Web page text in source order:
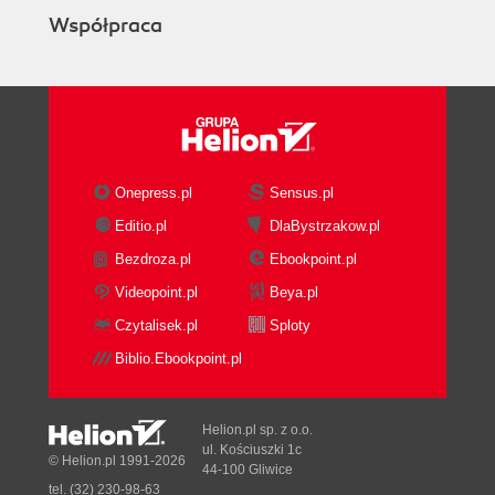
"Malowanie" bitmapą (101)
Rozdział 4. Tekst we Flashu (105)
Tworzenie pól tekstowych oraz wprowadzanie
Modyfikacja atrybutów tekstu (106)
Modyfikacja ustawień paragrafu (109)
Tworzenie dynamicznych pól tekstowych
Edycja właściwości pól tekstowych (113)
Transformacja i modyfikacja tekstu (121)
Transformacja tekstu (121)
Rozdział 5. Symbole i odnośniki (123)
Typy symboli (123)
Symbole graficzne - Graphic (123)
Współpraca
Onepress.pl
Sensus.pl
Editio.pl
DlaBystrzakow.pl
Bezdroza.pl
Ebookpoint.pl
Videopoint.pl
Beya.pl
Czytalisek.pl
Sploty
Biblio.Ebookpoint.pl
© Helion.pl 1991-2026
Helion.pl sp. z o.o.
ul. Kościuszki 1c
44-100 Gliwice
tel. (32) 230-98-63